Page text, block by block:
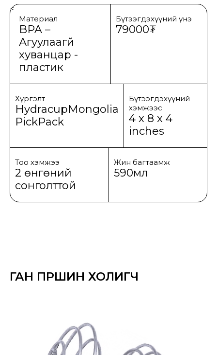
<
Материал
BPA –
Агуулаагүй
хуванцар -
пластик
Бүтээгдэхүүний үнэ
79000₮
Хүргэлт
HydracupMongolia
PickPack
Бүтээгдэхүүний
хэмжээс
4 x 8 x 4
inches
Тоо хэмжээ
2 өнгөний
сонголттой
Жин багтаамж
590мл
ГАН ПҮРШИН ХОЛИГЧ